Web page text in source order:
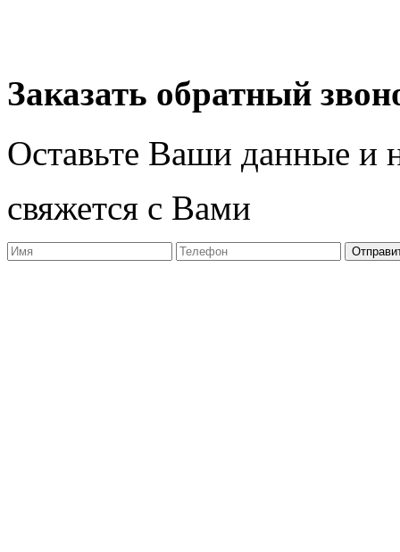
Заказать обратный
Оставьте Ваши данные и
свяжется с Вами